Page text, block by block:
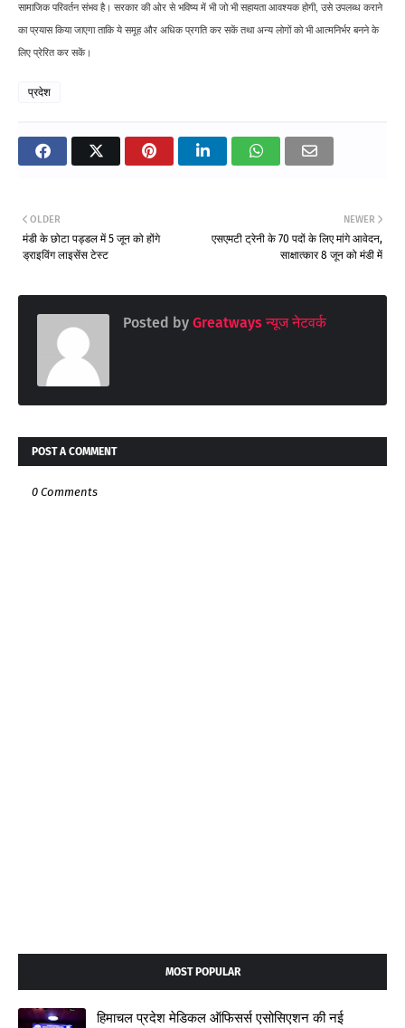
सामाजिक परिवर्तन संभव है। सरकार की ओर से भविष्य में भी जो भी सहायता आवश्यक होगी, उसे उपलब्ध कराने
का प्रयास किया जाएगा ताकि ये समूह और अधिक प्रगति कर सकें तथा अन्य लोगों को भी आत्मनिर्भर बनने के
लिए प्रेरित कर सकें।
प्रदेश
NEWER
एसएमटी ट्रेनी के 70 पदों के लिए मांगे आवेदन,
साक्षात्कार 8 जून को मंडी में
OLDER
मंडी के छोटा पड्डल में 5 जून को होंगे
ड्राइविंग लाइसेंस टेस्ट
Posted by Greatways न्यूज नेटवर्क
POST A COMMENT
0 Comments
MOST POPULAR
हिमाचल प्रदेश मेडिकल ऑफिसर्स एसोसिएशन की नई